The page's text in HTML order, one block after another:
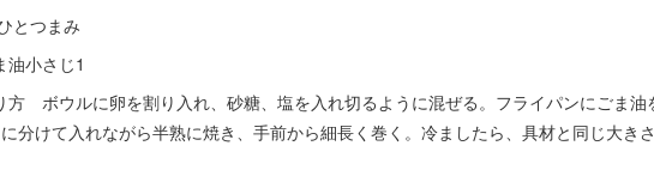
とつまみ
油小さじ1
方 ボウルに卵を割り入れ、砂糖、塩を入れ切るように混ぜる。フライパンにごま油
分けて入れながら半熟に焼き、手前から細長く巻く。冷ましたら、具材と同じ大きさ